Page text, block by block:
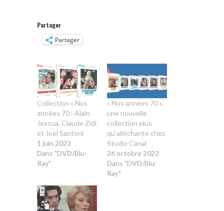
Partager
Partager
Collection « Nos
années 70 : Alain
Jessua, Claude Zidi
et Joël Santoni
1 juin 2023
Dans "DVD/Blu-
Ray"
« Nos années 70 »,
une nouvelle
collection plus
qu’alléchante chez
Studio Canal
26 octobre 2022
Dans "DVD/Blu-
Ray"